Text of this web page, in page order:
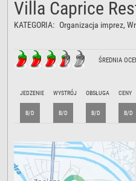
Villa Caprice
KATEGORIA: Organizacja imprez,
ŚREDNIA
JEDZENIE
B/D
WYSTRÓJ
B/D
OBSŁUGA
B/D
CENY
B/D